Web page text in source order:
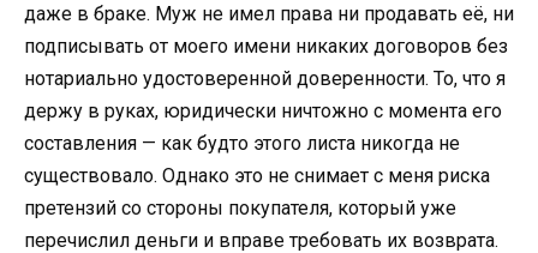
даже в браке. Муж не имел права ни продавать её, ни
подписывать от моего имени никаких договоров без
нотариально удостоверенной доверенности. То, что я
держу в руках, юридически ничтожно с момента его
составления — как будто этого листа никогда не
существовало. Однако это не снимает с меня риска
претензий со стороны покупателя, который уже
перечислил деньги и вправе требовать их возврата.